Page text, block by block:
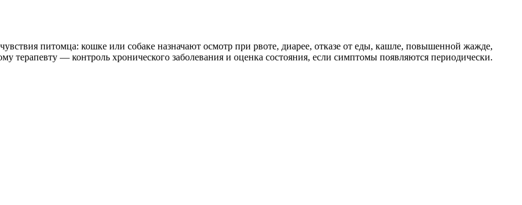
питомца: кошке или собаке назначают осмотр при рвоте, диарее, отказе от еды, кашле, повышенной жажде,
терапевту — контроль хронического заболевания и оценка состояния, если симптомы появляются периодически.